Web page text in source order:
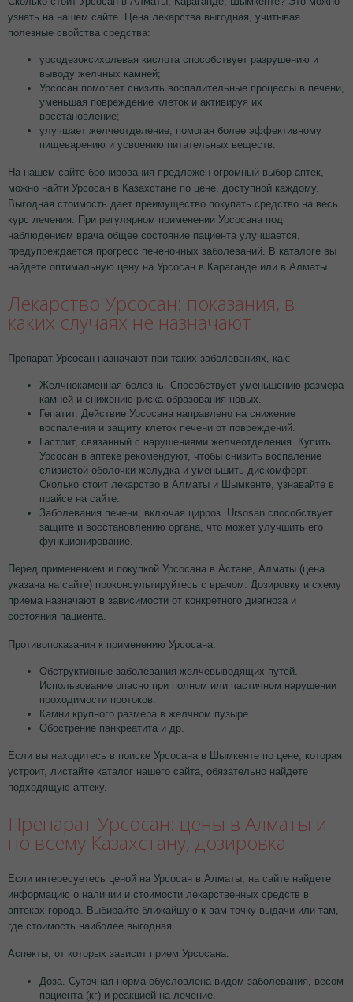
узнать на нашем сайте. Цена лекарства выгодная, учитывая
полезные свойства средства:
урсодезоксихолевая кислота способствует разрушению и
выводу желчных камней;
Урсосан помогает снизить воспалительные процессы в печени,
уменьшая повреждение клеток и активируя их
восстановление;
улучшает желчеотделение, помогая более эффективному
пищеварению и усвоению питательных веществ.
На нашем сайте бронирования предложен огромный выбор аптек,
можно найти Урсосан в Казахстане по цене, доступной каждому.
Выгодная стоимость дает преимущество покупать средство на весь
курс лечения. При регулярном применении Урсосана под
наблюдением врача общее состояние пациента улучшается,
предупреждается прогресс печеночных заболеваний. В каталоге вы
найдете оптимальную цену на Урсосан в Караганде или в Алматы.
Лекарство Урсосан: показания, в
каких случаях не назначают
Препарат Урсосан назначают при таких заболеваниях, как:
Желчнокаменная болезнь. Способствует уменьшению размера
камней и снижению риска образования новых.
Гепатит. Действие Урсосана направлено на снижение
воспаления и защиту клеток печени от повреждений.
Гастрит, связанный с нарушениями желчеотделения. Купить
Урсосан в аптеке рекомендуют, чтобы снизить воспаление
слизистой оболочки желудка и уменьшить дискомфорт.
Сколько стоит лекарство в Алматы и Шымкенте, узнавайте в
прайсе на сайте.
Заболевания печени, включая цирроз. Ursosan способствует
защите и восстановлению органа, что может улучшить его
функционирование.
Перед применением и покупкой Урсосана в Астане, Алматы (цена
указана на сайте) проконсультируйтесь с врачом. Дозировку и схему
приема назначают в зависимости от конкретного диагноза и
состояния пациента.
Противопоказания к применению Урсосана:
Обструктивные заболевания желчевыводящих путей.
Использование опасно при полном или частичном нарушении
проходимости протоков.
Камни крупного размера в желчном пузыре.
Обострение панкреатита и др.
Если вы находитесь в поиске Урсосана в Шымкенте по цене, которая
устроит, листайте каталог нашего сайта, обязательно найдете
подходящую аптеку.
Препарат Урсосан: цены в Алматы и
по всему Казахстану, дозировка
Если интересуетесь ценой на Урсосан в Алматы, на сайте найдете
информацию о наличии и стоимости лекарственных средств в
аптеках города. Выбирайте ближайшую к вам точку выдачи или там,
где стоимость наиболее выгодная.
Аспекты, от которых зависит прием Урсосана:
Доза. Суточная норма обусловлена видом заболевания, весом
пациента (кг) и реакцией на лечение.